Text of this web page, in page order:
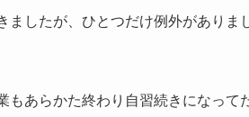
したが、ひとつだけ例外がありま
もあらかた終わり自習続きになって